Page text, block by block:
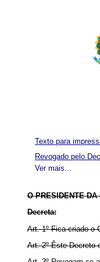
Ver mais...
Texto para
Revogado pelo
O PRESIDENTE DA
Decreta:
Art. 1º Fica criado o
Art. 2º Êste Decreto